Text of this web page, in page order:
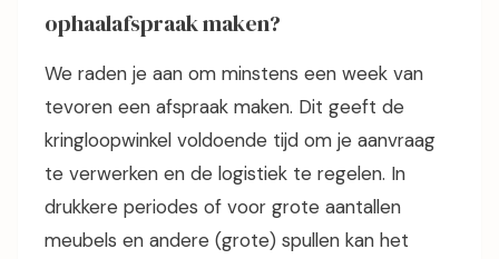
ophaalafspraak maken?
We raden je aan om minstens een week van
tevoren een afspraak maken. Dit geeft de
kringloopwinkel voldoende tijd om je aanvraag
te verwerken en de logistiek te regelen. In
drukkere periodes of voor grote aantallen
meubels en andere (grote) spullen kan het